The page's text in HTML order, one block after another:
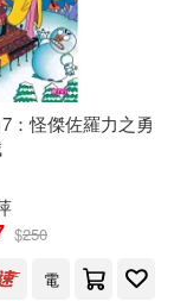
：怪傑佐羅力之勇
$250
電